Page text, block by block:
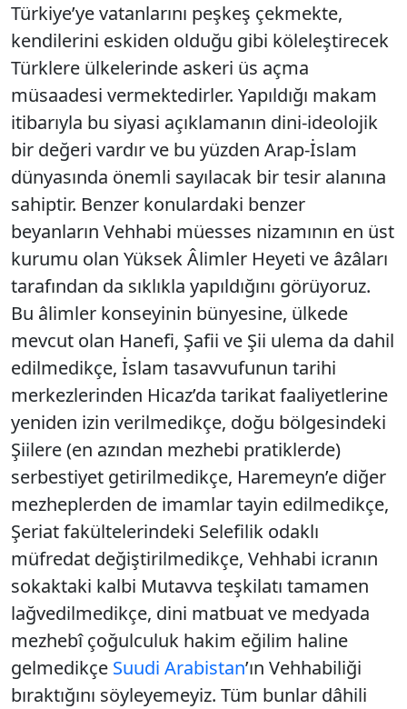
Türkiye’ye vatanlarını peşkeş çekmekte,
kendilerini eskiden olduğu gibi köleleştirecek
Türklere ülkelerinde askeri üs açma
müsaadesi vermektedirler. Yapıldığı makam
itibarıyla bu siyasi açıklamanın dini-ideolojik
bir değeri vardır ve bu yüzden Arap-İslam
dünyasında önemli sayılacak bir tesir alanına
sahiptir. Benzer konulardaki benzer
beyanların Vehhabi müesses nizamının en üst
kurumu olan Yüksek Âlimler Heyeti ve âzâları
tarafından da sıklıkla yapıldığını görüyoruz.
Bu âlimler konseyinin bünyesine, ülkede
mevcut olan Hanefi, Şafii ve Şii ulema da dahil
edilmedikçe, İslam tasavvufunun tarihi
merkezlerinden Hicaz’da tarikat faaliyetlerine
yeniden izin verilmedikçe, doğu bölgesindeki
Şiilere (en azından mezhebi pratiklerde)
serbestiyet getirilmedikçe, Haremeyn’e diğer
mezheplerden de imamlar tayin edilmedikçe,
Şeriat fakültelerindeki Selefilik odaklı
müfredat değiştirilmedikçe, Vehhabi icranın
sokaktaki kalbi Mutavva teşkilatı tamamen
lağvedilmedikçe, dini matbuat ve medyada
mezhebî çoğulculuk hakim eğilim haline
gelmedikçe Suudi Arabistan’ın Vehhabiliği
bıraktığını söyleyemeyiz. Tüm bunlar dâhili